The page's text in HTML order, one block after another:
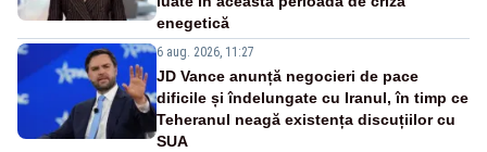
enegetică
6 aug. 2026, 11:27
JD Vance anunță negocieri de pace
dificile și îndelungate cu Iranul, în timp ce
Teheranul neagă existența discuțiilor cu
SUA